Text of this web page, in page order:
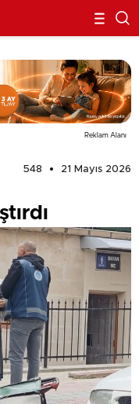
Reklam Alanı
548
21 Mayıs 2026